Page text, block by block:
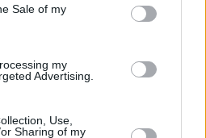
Sale of my
my
Advertising.
Use,
Sharing of my
a través de la luz y la
clave en la identidad
por Mantarraya Films,
independiente
desarrollo de proyectos